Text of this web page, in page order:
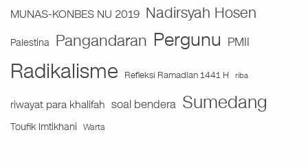
MUNAS-KONBES NU 2019 Nadirsyah Hosen
Palestina Pangandaran Pergunu PMII
Radikalisme Refleksi Ramadlan 1441 H riba
riwayat para khalifah soal bendera Sumedang
Toufik Imtikhani Warta